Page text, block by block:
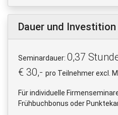
Dauer und Investition
Seminardauer: 0,37
€ 30,- pro Teilnehmer excl.
Für individuelle
Frühbuchbonus oder